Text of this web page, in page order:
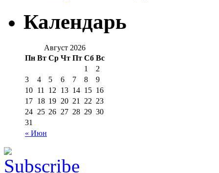
Календарь
Август 2026
Пн Вт Ср Чт Пт Сб Вс
« Июн
1
2
3
4 5 6 7 8
9
10 11 12 13 14 15 16
17 18 19 20 21 22 23
24 25 26 27 28 29 30
31